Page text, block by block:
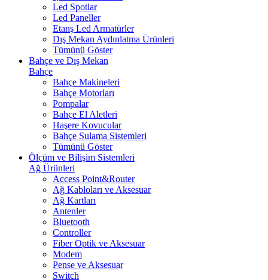
Led Spotlar
Led Paneller
Etanş Led Armatürler
Dış Mekan Aydınlatma Ürünleri
Tümünü Göster
Bahçe ve Dış Mekan
Bahçe
Bahçe Makineleri
Bahçe Motorları
Pompalar
Bahçe El Aletleri
Haşere Kovucular
Bahçe Sulama Sistemleri
Tümünü Göster
Ölçüm ve Bilişim Sistemleri
Ağ Ürünleri
Access Point&Router
Ağ Kabloları ve Aksesuar
Ağ Kartları
Antenler
Bluetooth
Controller
Fiber Optik ve Aksesuar
Modem
Pense ve Aksesuar
Switch